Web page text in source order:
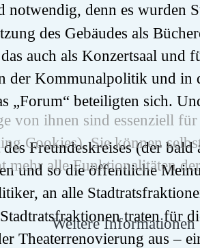
notwendig, denn es wurden
des Gebäudes als
auch als Konzertsaal
der Kommunalpolitik und
„Forum“ beteiligten sich.
Freundeskreises (der
und so die öffentliche
an alle
traten für
Theaterrenovierung aus –
von ihnen sind essenziell
Cookies). Sie können
alle Funktionalitäten
Weitere Informationen